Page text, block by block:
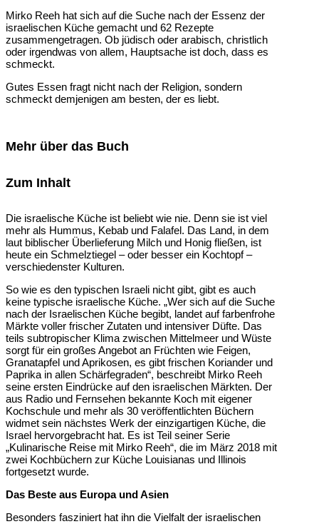
Mirko Reeh hat sich auf die Suche nach der Essenz der
israelischen Küche gemacht und 62 Rezepte
zusammengetragen. Ob jüdisch oder arabisch, christlich
oder irgendwas von allem, Hauptsache ist doch, dass es
schmeckt.
Gutes Essen fragt nicht nach der Religion, sondern
schmeckt demjenigen am besten, der es liebt.
Mehr über das Buch
Zum Inhalt
Die israelische Küche ist beliebt wie nie. Denn sie ist viel
mehr als Hummus, Kebab und Falafel. Das Land, in dem
laut biblischer Überlieferung Milch und Honig fließen, ist
heute ein Schmelztiegel – oder besser ein Kochtopf –
verschiedenster Kulturen.
So wie es den typischen Israeli nicht gibt, gibt es auch
keine typische israelische Küche. „Wer sich auf die Suche
nach der Israelischen Küche begibt, landet auf farbenfrohe
Märkte voller frischer Zutaten und intensiver Düfte. Das
teils subtropischer Klima zwischen Mittelmeer und Wüste
sorgt für ein großes Angebot an Früchten wie Feigen,
Granatapfel und Aprikosen, es gibt frischen Koriander und
Paprika in allen Schärfegraden“, beschreibt Mirko Reeh
seine ersten Eindrücke auf den israelischen Märkten. Der
aus Radio und Fernsehen bekannte Koch mit eigener
Kochschule und mehr als 30 veröffentlichten Büchern
widmet sein nächstes Werk der einzigartigen Küche, die
Israel hervorgebracht hat. Es ist Teil seiner Serie
„Kulinarische Reise mit Mirko Reeh“, die im März 2018 mit
zwei Kochbüchern zur Küche Louisianas und Illinois
fortgesetzt wurde.
Das Beste aus Europa und Asien
Besonders fasziniert hat ihn die Vielfalt der israelischen